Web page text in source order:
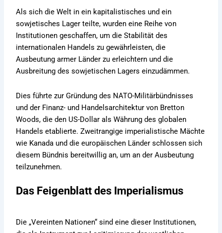
Als sich die Welt in ein kapitalistisches und ein
sowjetisches Lager teilte, wurden eine Reihe von
Institutionen geschaffen, um die Stabilität des
internationalen Handels zu gewährleisten, die
Ausbeutung armer Länder zu erleichtern und die
Ausbreitung des sowjetischen Lagers einzudämmen.
Dies führte zur Gründung des NATO-Militärbündnisses
und der Finanz- und Handelsarchitektur von Bretton
Woods, die den US-Dollar als Währung des globalen
Handels etablierte. Zweitrangige imperialistische Mächte
wie Kanada und die europäischen Länder schlossen sich
diesem Bündnis bereitwillig an, um an der Ausbeutung
teilzunehmen.
Das Feigenblatt des Imperialismus
Die „Vereinten Nationen“ sind eine dieser Institutionen,